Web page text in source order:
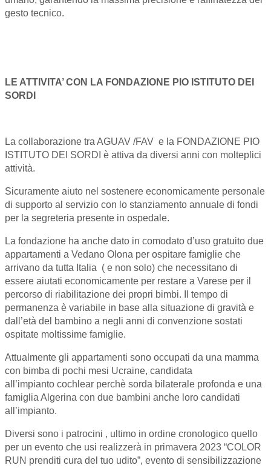
gesto tecnico.
LE ATTIVITA’ CON LA FONDAZIONE PIO ISTITUTO DEI
SORDI
La collaborazione tra AGUAV /FAV e la FONDAZIONE PIO
ISTITUTO DEI SORDI è attiva da diversi anni con molteplici
attività.
Sicuramente aiuto nel sostenere economicamente personale
di supporto al servizio con lo stanziamento annuale di fondi
per la segreteria presente in ospedale.
La fondazione ha anche dato in comodato d’uso gratuito due
appartamenti a Vedano Olona per ospitare famiglie che
arrivano da tutta Italia ( e non solo) che necessitano di
essere aiutati economicamente per restare a Varese per il
percorso di riabilitazione dei propri bimbi. Il tempo di
permanenza è variabile in base alla situazione di gravità e
dall’età del bambino a negli anni di convenzione sostati
ospitate moltissime famiglie.
Attualmente gli appartamenti sono occupati da una mamma
con bimba di pochi mesi Ucraine, candidata
all’impianto cochlear perchè sorda bilaterale profonda e una
famiglia Algerina con due bambini anche loro candidati
all’impianto.
Diversi sono i patrocini , ultimo in ordine cronologico quello
per un evento che usi realizzerà in primavera 2023 “COLOR
RUN prenditi cura del tuo udito”, evento di sensibilizzazione